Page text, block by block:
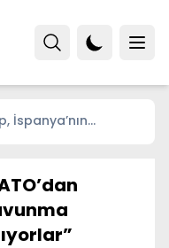
İspanya’nın